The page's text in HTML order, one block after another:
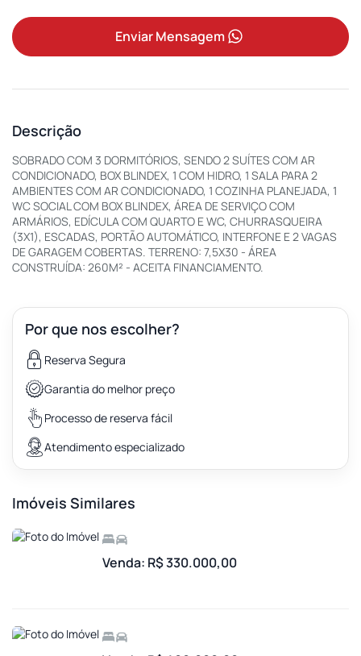
Enviar Mensagem
Descrição
SOBRADO COM 3 DORMITÓRIOS, SENDO 2 SUÍTES COM AR
CONDICIONADO, BOX BLINDEX, 1 COM HIDRO, 1 SALA PARA 2
AMBIENTES COM AR CONDICIONADO, 1 COZINHA PLANEJADA, 1
WC SOCIAL COM BOX BLINDEX, ÁREA DE SERVIÇO COM
ARMÁRIOS, EDÍCULA COM QUARTO E WC, CHURRASQUEIRA
(3X1), ESCADAS, PORTÃO AUTOMÁTICO, INTERFONE E 2 VAGAS
DE GARAGEM COBERTAS. TERRENO: 7,5X30 - ÁREA
CONSTRUÍDA: 260M² - ACEITA FINANCIAMENTO.
Por que nos escolher?
Reserva Segura
Garantia do melhor preço
Processo de reserva fácil
Atendimento especializado
Imóveis Similares
Venda: R$ 330.000,00